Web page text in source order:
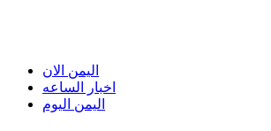
اليمن الان
اخبار الساعه
اليمن اليوم